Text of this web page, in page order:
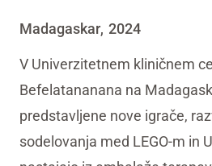
Madagaskar, 2024
V Univerzitetnem kliničnem
Befelatananana na
predstavljene nove igrače,
sodelovanja med LEGO-m in